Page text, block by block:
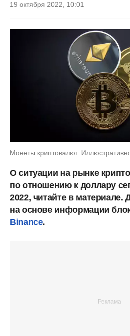
19 октября 2022, 10:01
Монеты криптовалют.
О ситуации на рынке
по отношению к доллару
2022, читайте в
на основе информации
Binance.